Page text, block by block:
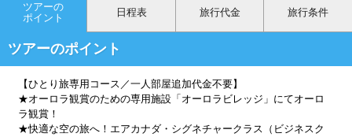
ツアーの
ポイント
日程表 旅行代金 旅行条件
ツアーのポイント
【ひとり旅専用コース／一人部屋追加代金不要】
★オーロラ観賞のための専用施設「オーロラビレッジ」にてオーロ
ラ観賞！
★快適な空の旅へ！エアカナダ・シグネチャークラス（ビジネスク